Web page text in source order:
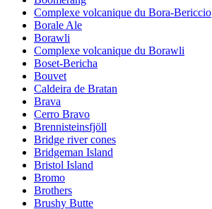
Complexe volcanique du Bora-Bericcio
Borale Ale
Borawli
Complexe volcanique du Borawli
Boset-Bericha
Bouvet
Caldeira de Bratan
Brava
Cerro Bravo
Brennisteinsfjöll
Bridge river cones
Bridgeman Island
Bristol Island
Bromo
Brothers
Brushy Butte